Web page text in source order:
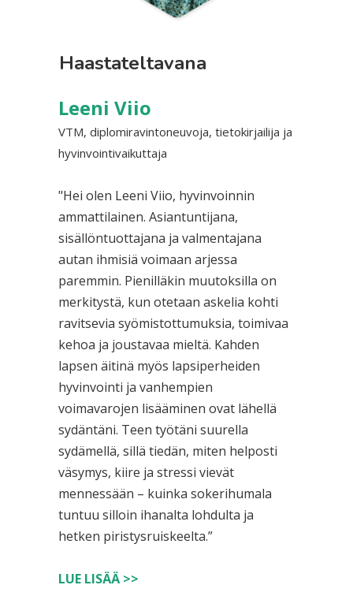
Haastateltavana
Leeni Viio
VTM, diplomiravintoneuvoja, tietokirjailija ja
hyvinvointivaikuttaja
"Hei olen Leeni Viio, hyvinvoinnin
ammattilainen. Asiantuntijana,
sisällöntuottajana ja valmentajana
autan ihmisiä voimaan arjessa
paremmin. Pienilläkin muutoksilla on
merkitystä, kun otetaan askelia kohti
ravitsevia syömistottumuksia, toimivaa
kehoa ja joustavaa mieltä. Kahden
lapsen äitinä myös lapsiperheiden
hyvinvointi ja vanhempien
voimavarojen lisääminen ovat lähellä
sydäntäni. Teen työtäni suurella
sydämellä, sillä tiedän, miten helposti
väsymys, kiire ja stressi vievät
mennessään – kuinka sokerihumala
tuntuu silloin ihanalta lohdulta ja
hetken piristysruiskeelta.”
LUE LISÄÄ >>